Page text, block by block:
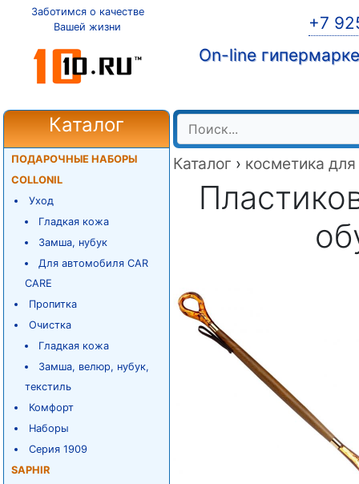
Заботимся о качестве
Вашей жизни
+7
On-line
Каталог
ПОДАРОЧНЫЕ НАБОРЫ
COLLONIL
Уход
Гладкая кожа
Замша, нубук
Для автомобиля CAR
CARE
Пропитка
Очистка
Гладкая кожа
Замша, велюр, нубук,
текстиль
Комфорт
Наборы
Серия 1909
SAPHIR
Каталог › косметика